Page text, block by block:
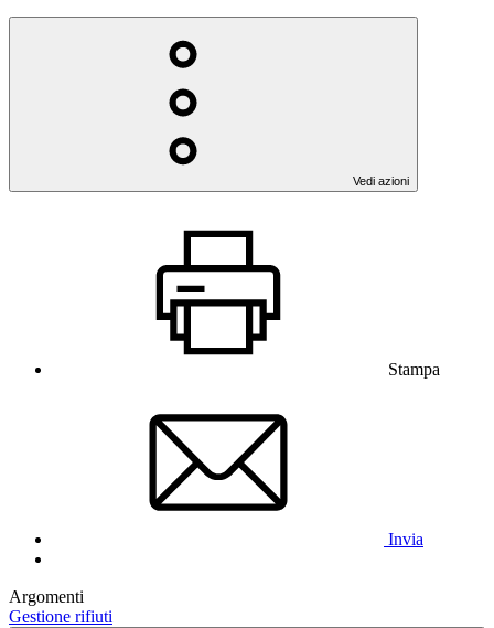
Vedi azioni
Stampa
Invia
Argomenti
Gestione rifiuti